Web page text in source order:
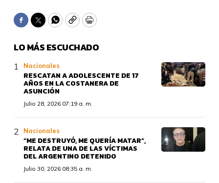
Facebook
TwitterWhatsApp
CopyPrint
LO MÁS ESCUCHADO
Nacionales
RESCATAN A ADOLESCENTE DE 17
AÑOS EN LA COSTANERA DE
ASUNCIÓN
Julio 28, 2026 07:19 a. m.
Nacionales
“ME DESTRUYÓ, ME QUERÍA MATAR”,
RELATA DE UNA DE LAS VÍCTIMAS
DEL ARGENTINO DETENIDO
Julio 30, 2026 08:35 a. m.